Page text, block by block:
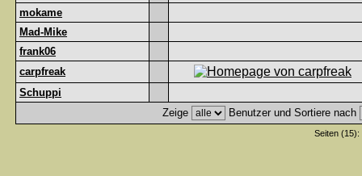
mokame
Mad-Mike
frank06
carpfreak
Schuppi
Zeige
Benutzer und Sortiere nach
Seiten (15):